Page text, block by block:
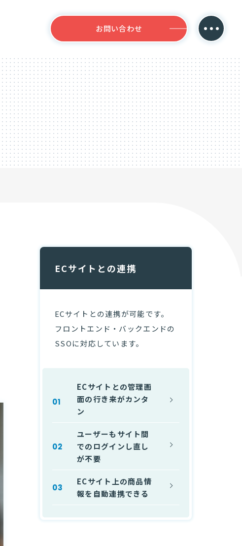
お問い合わせ
お問い合わせ
HOME
サイトミライズの得意分野
コーポレートサイト制作
オウンドメディア制作
制作の流れ
料金プラン
CMS機能一覧
サイトマップ
資料請求
お問い合わせ
ECサイトとの連携
ECサイトとの連携が可能です。
フロントエンド・バックエンドの
SSOに対応しています。
ECサイトとの管理画
面の行き来がカンタ
ン
ユーザーもサイト間
での ログインし直し
が不要
ECサイト上の商品情
報を 自動連携できる